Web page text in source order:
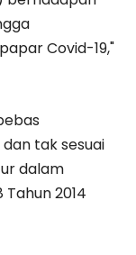
Covid-19,"
tak sesuai
dalam
2014